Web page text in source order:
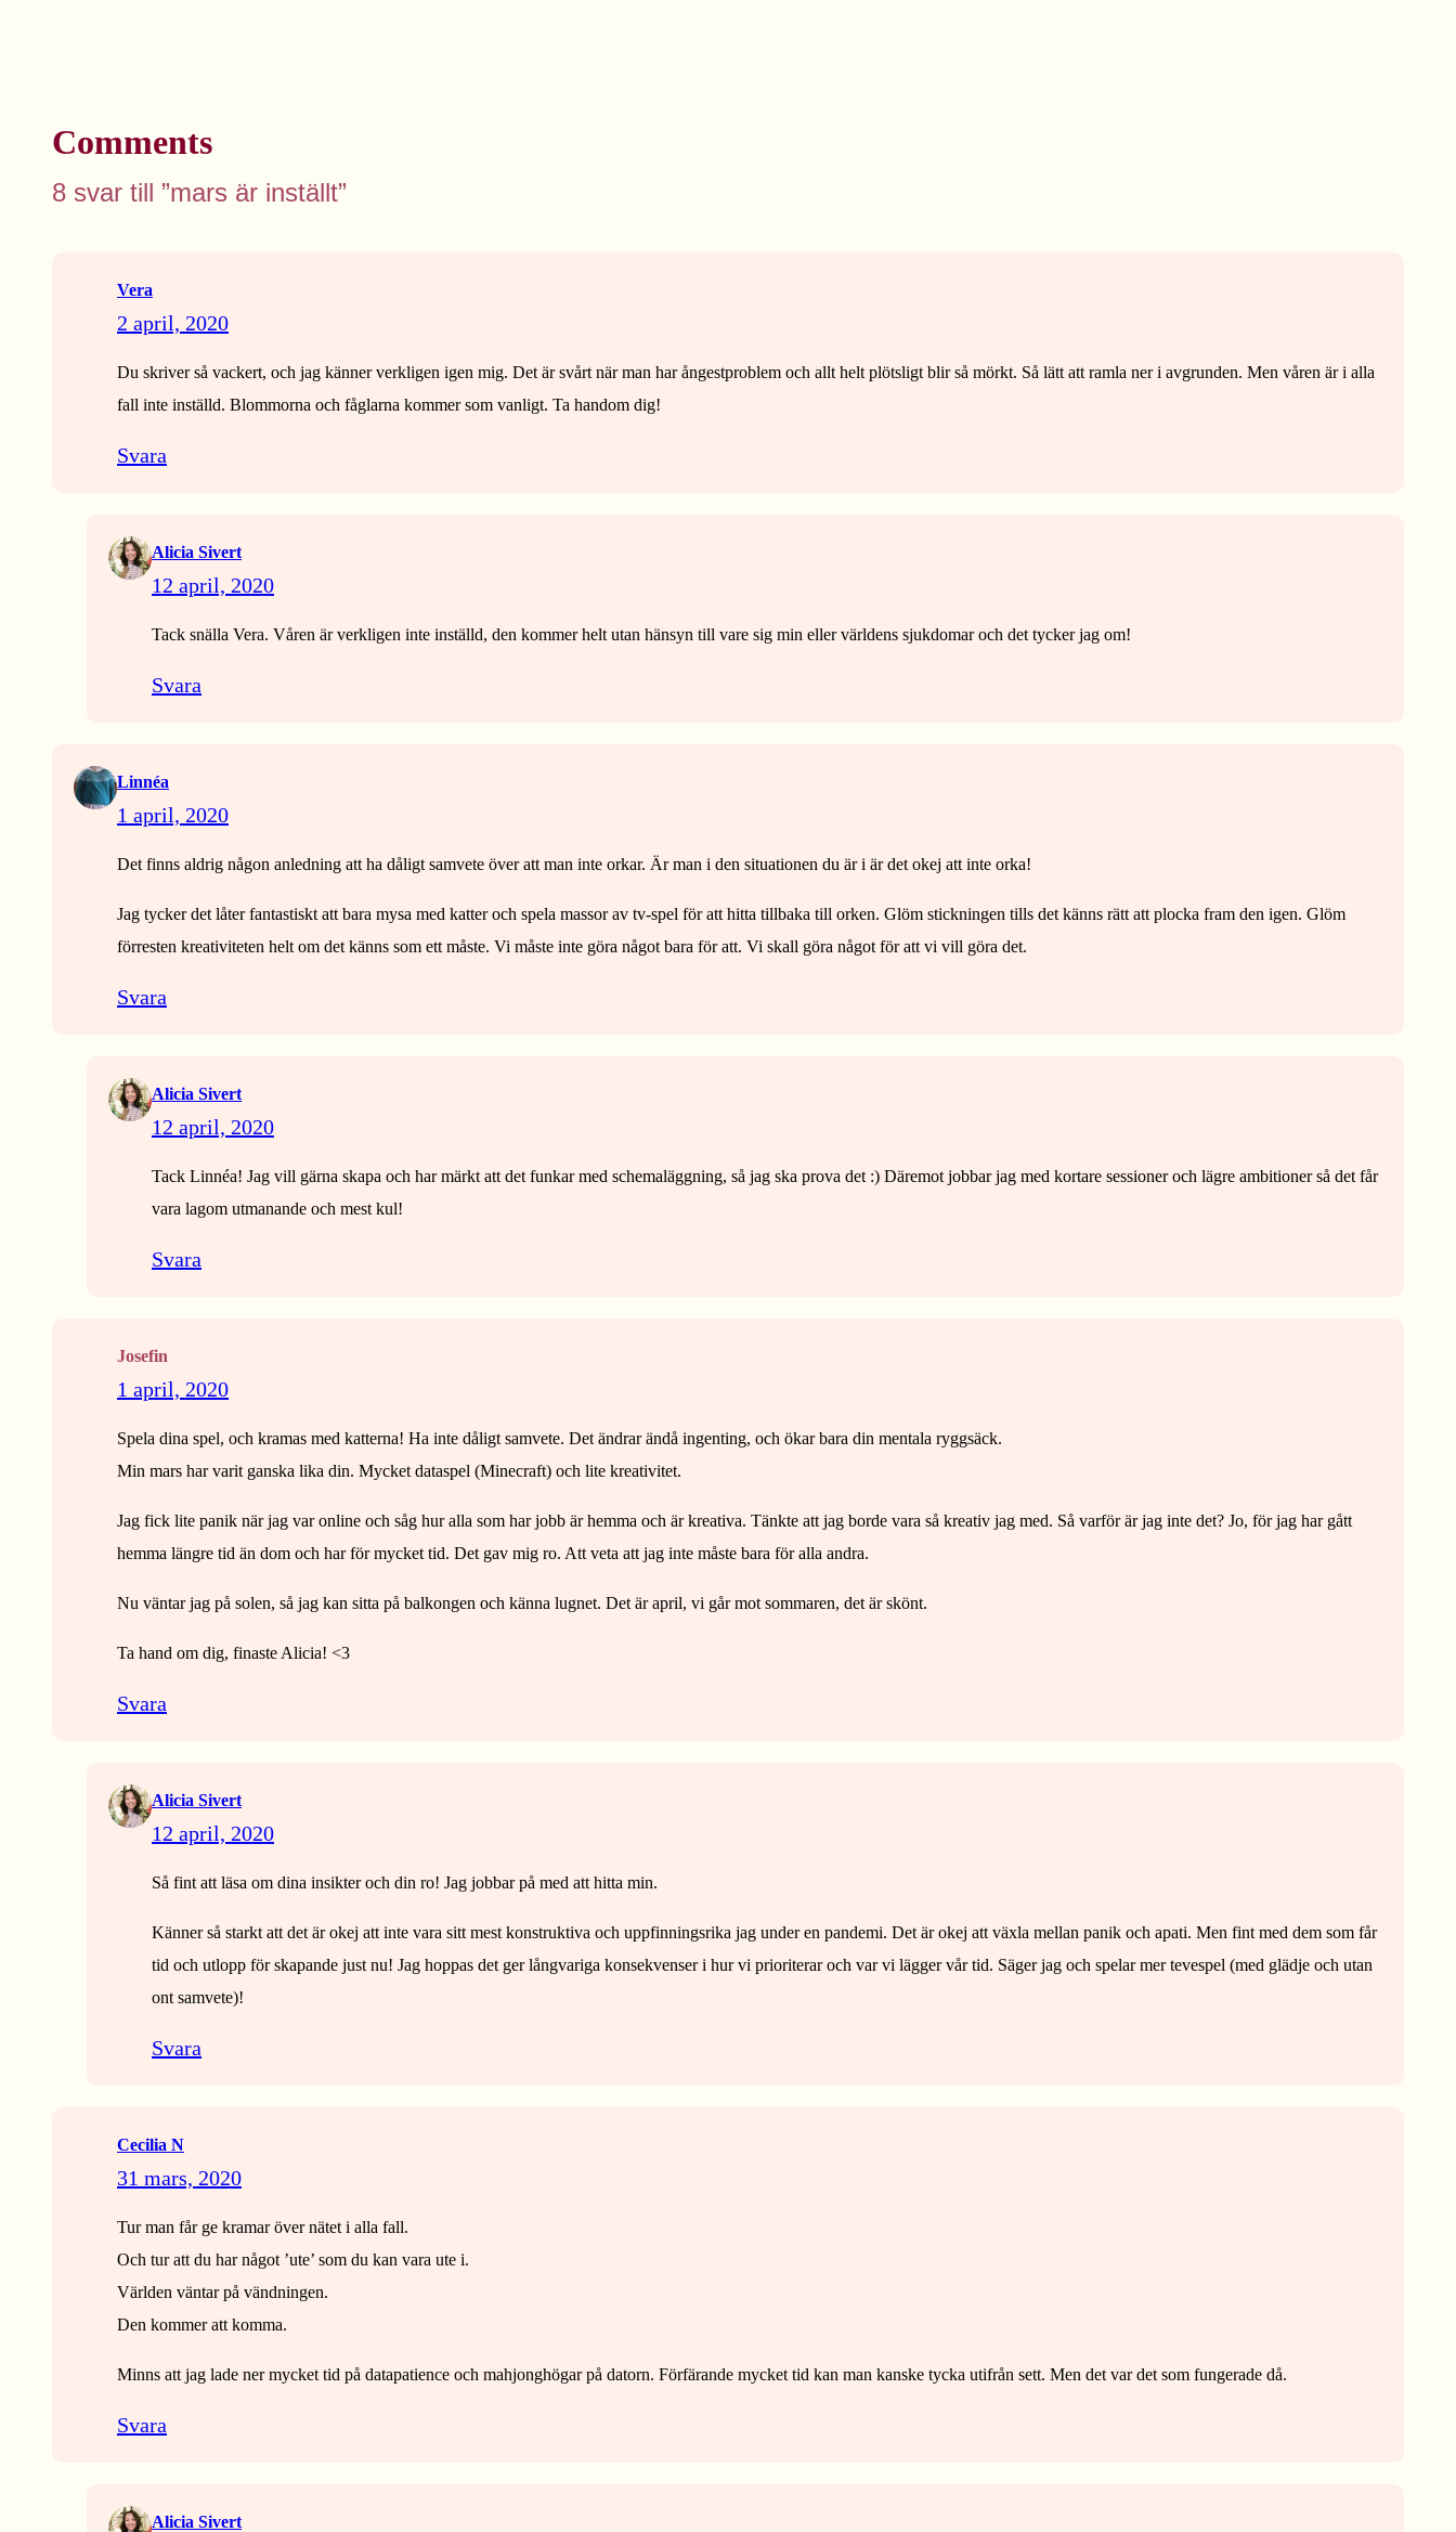
Comments
8 svar till ”mars är inställt”
Vera
2 april, 2020
Du skriver så vackert, och jag känner verkligen igen mig. Det är svårt när man har ångestproblem och allt helt plötsligt blir så mörkt. Så lätt att ramla ner i avgrunden. Men våren är i alla
fall inte inställd. Blommorna och fåglarna kommer som vanligt. Ta handom dig!
Svara
Alicia Sivert
12 april, 2020
Tack snälla Vera. Våren är verkligen inte inställd, den kommer helt utan hänsyn till vare sig min eller världens sjukdomar och det tycker jag om!
Svara
Linnéa
1 april, 2020
Det finns aldrig någon anledning att ha dåligt samvete över att man inte orkar. Är man i den situationen du är i är det okej att inte orka!
Jag tycker det låter fantastiskt att bara mysa med katter och spela massor av tv-spel för att hitta tillbaka till orken. Glöm stickningen tills det känns rätt att plocka fram den igen. Glöm
förresten kreativiteten helt om det känns som ett måste. Vi måste inte göra något bara för att. Vi skall göra något för att vi vill göra det.
Svara
Alicia Sivert
12 april, 2020
Tack Linnéa! Jag vill gärna skapa och har märkt att det funkar med schemaläggning, så jag ska prova det :) Däremot jobbar jag med kortare sessioner och lägre ambitioner så det får
vara lagom utmanande och mest kul!
Svara
Josefin
1 april, 2020
Spela dina spel, och kramas med katterna! Ha inte dåligt samvete. Det ändrar ändå ingenting, och ökar bara din mentala ryggsäck.
Min mars har varit ganska lika din. Mycket dataspel (Minecraft) och lite kreativitet.
Jag fick lite panik när jag var online och såg hur alla som har jobb är hemma och är kreativa. Tänkte att jag borde vara så kreativ jag med. Så varför är jag inte det? Jo, för jag har gått
hemma längre tid än dom och har för mycket tid. Det gav mig ro. Att veta att jag inte måste bara för alla andra.
Nu väntar jag på solen, så jag kan sitta på balkongen och känna lugnet. Det är april, vi går mot sommaren, det är skönt.
Ta hand om dig, finaste Alicia! <3
Svara
Alicia Sivert
12 april, 2020
Så fint att läsa om dina insikter och din ro! Jag jobbar på med att hitta min.
Känner så starkt att det är okej att inte vara sitt mest konstruktiva och uppfinningsrika jag under en pandemi. Det är okej att växla mellan panik och apati. Men fint med dem som får
tid och utlopp för skapande just nu! Jag hoppas det ger långvariga konsekvenser i hur vi prioriterar och var vi lägger vår tid. Säger jag och spelar mer tevespel (med glädje och utan
ont samvete)!
Svara
Cecilia N
31 mars, 2020
Tur man får ge kramar över nätet i alla fall.
Och tur att du har något ’ute’ som du kan vara ute i.
Världen väntar på vändningen.
Den kommer att komma.
Minns att jag lade ner mycket tid på datapatience och mahjonghögar på datorn. Förfärande mycket tid kan man kanske tycka utifrån sett. Men det var det som fungerade då.
Svara
Alicia Sivert